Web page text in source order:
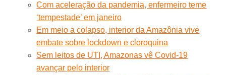
Com aceleração da pandemia, enfermeiro teme
‘tempestade’ em janeiro
Em meio a colapso, interior da Amazônia vive
embate sobre lockdown e cloroquina
Sem leitos de UTI, Amazonas vê Covid-19
avançar pelo interior